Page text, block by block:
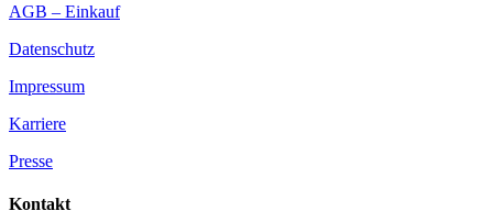
AGB – Einkauf
Datenschutz
Impressum
Karriere
Presse
Kontakt